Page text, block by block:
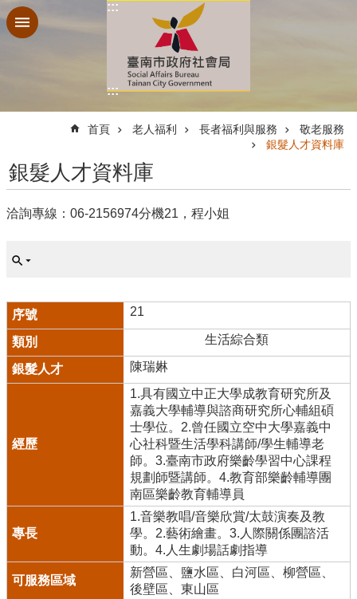
跳到主要內容區塊
:::
:::
首頁 老人福利 長者福利與服務
敬老服務
銀髮人才資料庫
銀髮人才資料庫
洽詢專線：06-2156974分機21，程小姐
21
生活綜合類
陳瑞㛦
1.具有國立中正大學成教育研究所及
嘉義大學輔導與諮商研究所心輔組碩
士學位。2.曾任國立空中大學嘉義中
心社科暨生活學科講師/學生輔導老
師。3.臺南市政府樂齡學習中心課程
規劃師暨講師。4.教育部樂齡輔導團
南區樂齡教育輔導員
1.音樂教唱/音樂欣賞/太鼓演奏及教
學。2.藝術繪畫。3.人際關係團諮活
動。4.人生劇場話劇指導
新營區、鹽水區、白河區、柳營區、
後壁區、東山區